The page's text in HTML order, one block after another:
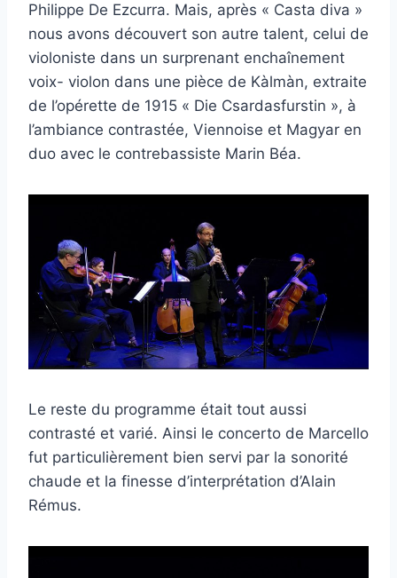
Philippe De Ezcurra. Mais, après « Casta diva »
nous avons découvert son autre talent, celui de
violoniste dans un surprenant enchaînement
voix- violon dans une pièce de Kàlmàn, extraite
de l’opérette de 1915 « Die Csardasfurstin », à
l’ambiance contrastée, Viennoise et Magyar en
duo avec le contrebassiste Marin Béa.
Le reste du programme était tout aussi
contrasté et varié. Ainsi le concerto de Marcello
fut particulièrement bien servi par la sonorité
chaude et la finesse d’interprétation d’Alain
Rémus.